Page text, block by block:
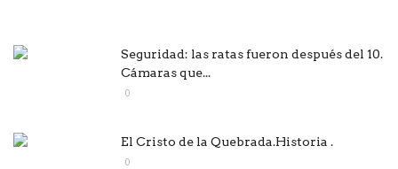
Seguridad: las ratas fueron después del 10.
Cámaras que...
0
El Cristo de la Quebrada.Historia .
0